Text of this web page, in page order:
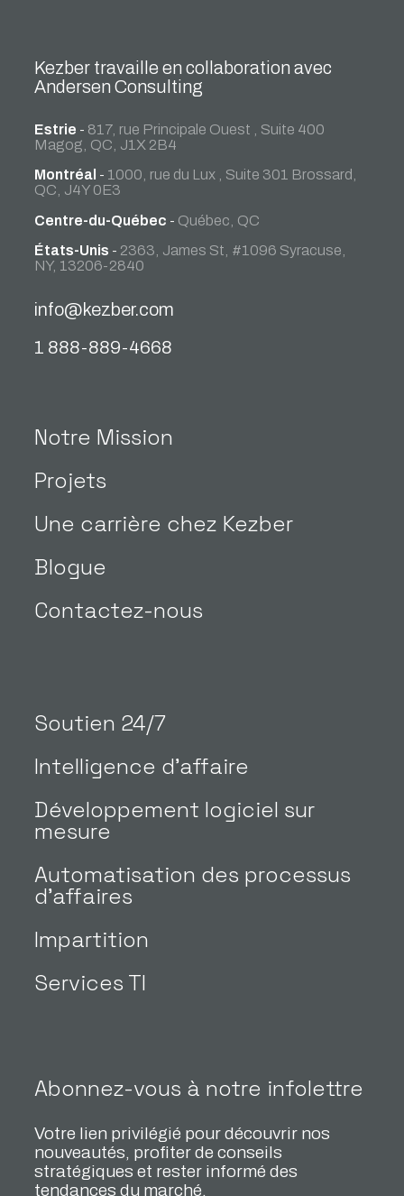
Kezber travaille en collaboration avec
Andersen Consulting
Estrie - 817, rue Principale Ouest , Suite 400
Magog, QC, J1X 2B4
Montréal - 1000, rue du Lux , Suite 301 Brossard,
QC, J4Y 0E3
Centre-du-Québec - Québec, QC
États-Unis - 2363, James St, #1096 Syracuse,
NY, 13206-2840
info@kezber.com
1 888-889-4668
Notre Mission
Projets
Une carrière chez Kezber
Blogue
Contactez-nous
Soutien 24/7
Intelligence d’affaire
Développement logiciel sur
mesure
Automatisation des processus
d’affaires
Impartition
Services TI
Abonnez-vous à notre infolettre
Votre lien privilégié pour découvrir nos
nouveautés, profiter de conseils
stratégiques et rester informé des
tendances du marché.